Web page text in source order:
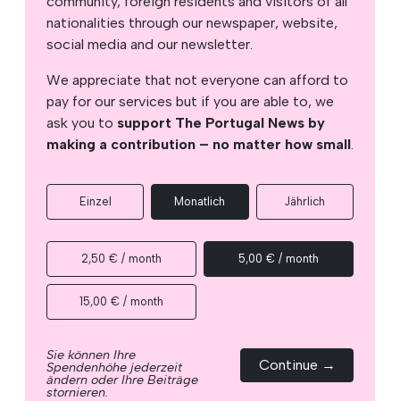
nationalities through our newspaper, website,
social media and our newsletter.
We appreciate that not everyone can afford to
pay for our services but if you are able to, we
ask you to support The Portugal News by
making a contribution – no matter how small.
Einzel Monatlich Jährlich
2,50 € / month 5,00 € / month
15,00 € / month
Sie können Ihre
Spendenhöhe jederzeit
ändern oder Ihre Beiträge
stornieren.
Continue →